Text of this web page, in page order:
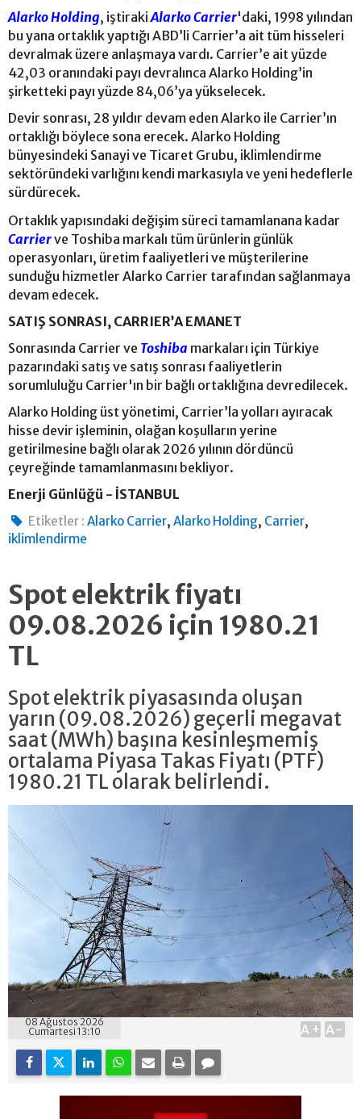
Alarko Holding, iştirakiAlarko Carrier'daki, 1998 yılından
bu yana ortaklık yaptığı ABD’li Carrier’a ait tüm hisseleri
devralmak üzere anlaşmaya vardı. Carrier’e ait yüzde
42,03 oranındaki payı devralınca Alarko Holding’in
şirketteki payı yüzde 84,06’ya yükselecek.
Devir sonrası, 28 yıldır devam eden Alarko ile Carrier’ın
ortaklığı böylece sona erecek. Alarko Holding
bünyesindeki Sanayi ve Ticaret Grubu, iklimlendirme
sektöründeki varlığını kendi markasıyla ve yeni hedeflerle
sürdürecek.
Ortaklık yapısındaki değişim süreci tamamlanana kadar
Carrierve Toshiba markalı tüm ürünlerin günlük
operasyonları, üretim faaliyetleri ve müşterilerine
sunduğu hizmetler Alarko Carrier tarafından sağlanmaya
devam edecek.
SATIŞ SONRASI, CARRIER’A EMANET
Sonrasında Carrier ve Toshiba markaları için Türkiye
pazarındaki satış ve satış sonrası faaliyetlerin
sorumluluğu Carrier'ın bir bağlı ortaklığına devredilecek.
Alarko Holding üst yönetimi, Carrier’la yolları ayıracak
hisse devir işleminin, olağan koşulların yerine
getirilmesine bağlı olarak 2026 yılının dördüncü
çeyreğinde tamamlanmasını bekliyor.
Enerji Günlüğü - İSTANBUL
Etiketler : Alarko Carrier,Alarko Holding, Carrier,
iklimlendirme
Spot elektrik fiyatı
09.08.2026 için 1980.21
TL
Spot elektrik piyasasında oluşan
yarın (09.08.2026) geçerli megavat
saat (MWh) başına kesinleşmemiş
ortalama Piyasa Takas Fiyatı (PTF)
1980.21 TL olarak belirlendi.
08 Ağustos 2026
Cumartesi 13:10
A+ A-